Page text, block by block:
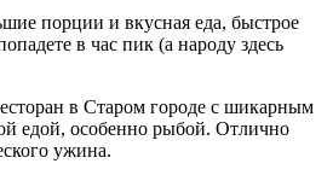
порции и вкусная еда, быстрое
в час пик (а народу здесь
в Старом городе с шикарным
едой, особенно рыбой. Отлично
ужина.